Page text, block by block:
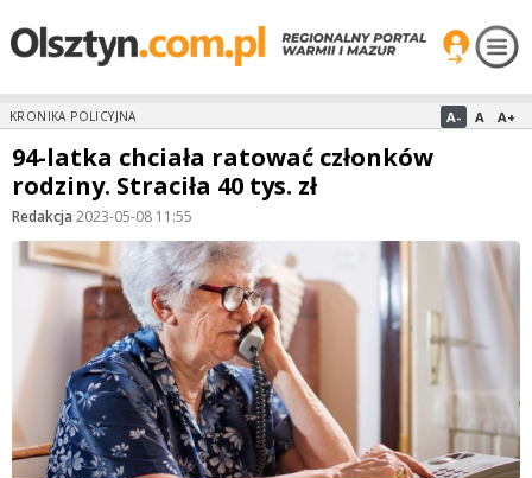
KRONIKA POLICYJNA A- A A+
94-latka chciała ratować członków
rodziny. Straciła 40 tys. zł
Redakcja·2023-05-08 11:55